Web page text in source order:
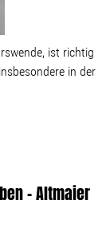
ist richtig
in der
– Altmaier